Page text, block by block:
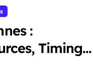
:
Timing